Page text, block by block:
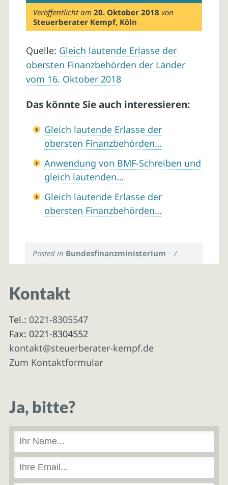
Veröffentlicht am20. Oktober 2018 von
Steuerberater Kempf, Köln
Quelle: Gleich lautende Erlasse der
obersten Finanzbehörden der Länder
vom 16. Oktober 2018
Das könnte Sie auch interessieren:
Gleich lautende Erlasse der
obersten Finanzbehörden…
Anwendung von BMF-Schreiben und
gleich lautenden…
Gleich lautende Erlasse der
obersten Finanzbehörden…
Posted in Bundesfinanzministerium /
Kontakt
Tel.: 0221-8305547
Fax: 0221-8304552
kontakt@steuerberater-kempf.de
Zum Kontaktformular
Ja, bitte?